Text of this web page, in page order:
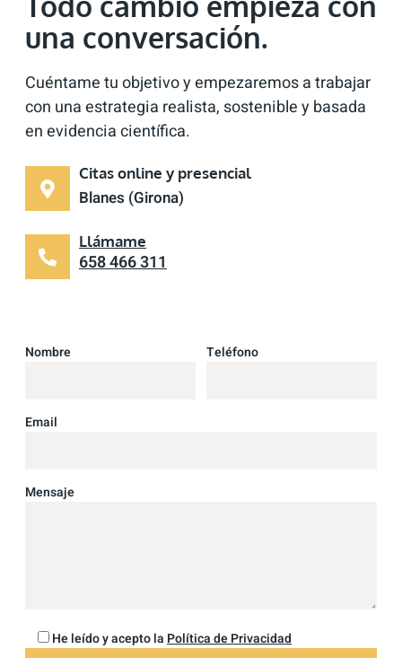
una conversación.
Cuéntame tu objetivo y empezaremos a trabajar
con una estrategia realista, sostenible y basada
en evidencia científica.
Citas online y presencial
Blanes (Girona)
Llámame
658 466 311
Nombre Teléfono
Email
Mensaje
He leído y acepto la Política de Privacidad